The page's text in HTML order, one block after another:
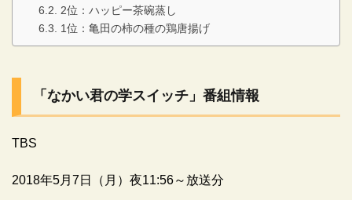
2位：ハッピー茶碗蒸し
1位：亀田の柿の種の鶏唐揚げ
「なかい君の学スイッチ」番組情報
TBS
2018年5月7日（月）夜11:56～放送分